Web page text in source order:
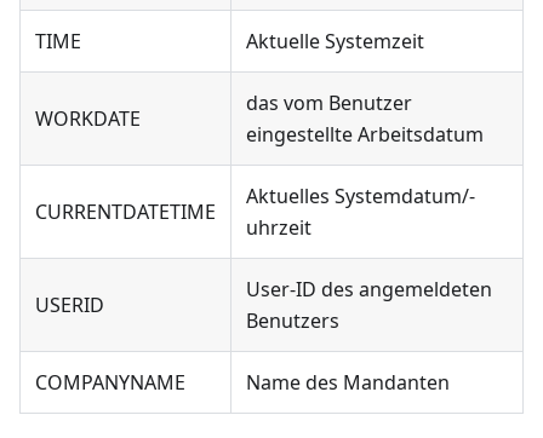
TIME Aktuelle Systemzeit
WORKDATE
das vom Benutzer
eingestellte Arbeitsdatum
CURRENTDATETIME
Aktuelles Systemdatum/-
uhrzeit
USERID
User-ID des angemeldeten
Benutzers
COMPANYNAME Name des Mandanten